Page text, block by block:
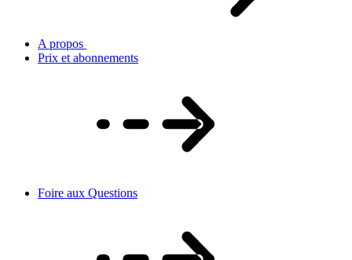
A propos
Prix et abonnements
Foire aux Questions